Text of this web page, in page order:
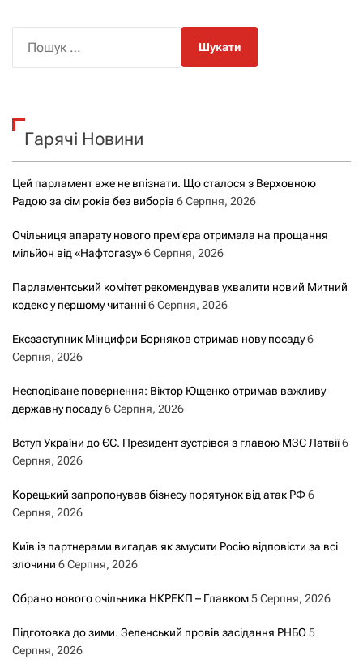
к
Гарячі Новини
Цей парламент вже не впізнати. Що сталося з Верховною
Радою за сім років без виборів 6 Серпня, 2026
Очільниця апарату нового прем’єра отримала на прощання
мільйон від «Нафтогазу»6 Серпня, 2026
Парламентський комітет рекомендував ухвалити новий Митний
кодекс у першому читанні6 Серпня, 2026
Ексзаступник Мінцифри Борняков отримав нову посаду6
Серпня, 2026
Несподіване повернення: Віктор Ющенко отримав важливу
державну посаду6 Серпня, 2026
Вступ України до ЄС. Президент зустрівся з главою МЗС Латвії6
Серпня, 2026
Корецький запропонував бізнесу порятунок від атак РФ6
Серпня, 2026
Київ із партнерами вигадав як змусити Росію відповісти за всі
злочини 6 Серпня, 2026
Обрано нового очільника НКРЕКП – Главком5 Серпня, 2026
Підготовка до зими. Зеленський провів засідання РНБО5
Серпня, 2026